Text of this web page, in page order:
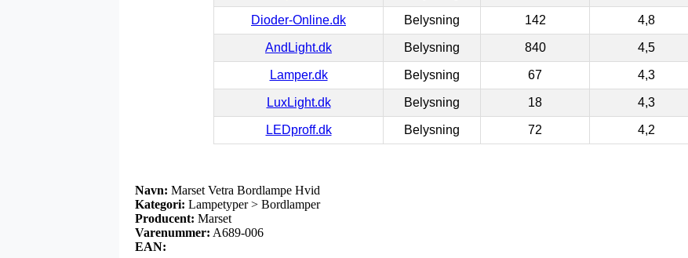
Dioder-Online.dk Belysning 142 4,8
AndLight.dk Belysning 840 4,5
Lamper.dk Belysning 67 4,3
LuxLight.dk Belysning 18 4,3
LEDproff.dk Belysning 72 4,2
Navn: Marset Vetra Bordlampe Hvid
Kategori: Lampetyper > Bordlamper
Producent: Marset
Varenummer: A689-006
EAN: